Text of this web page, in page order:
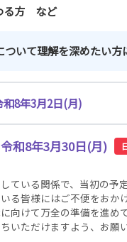
る方 など
いて理解を深めたい方
8年3月2日(月)
和8年3月30日(月)
ている関係で、当初の予
る皆様にはご不便をおか
向けて万全の準備を進め
いただけますよう、お願